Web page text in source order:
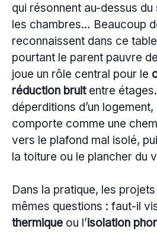
qui résonnent au-dessus
les chambres… Beaucoup
reconnaissent dans ce
pourtant le parent pauvre
joue un rôle central pour le
réduction bruitentre
déperditions d’un
comporte comme une
vers le plafond mal isolé,
la toiture ou le plancher du
Dans la pratique, les
mêmes questions : faut-il
thermique ou l’isolation